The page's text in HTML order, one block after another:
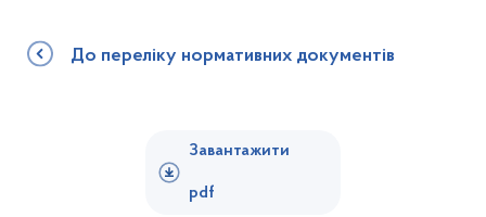
До переліку нормативних документів
Завантажити
pdf